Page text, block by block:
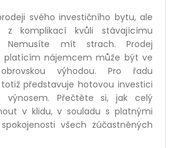
svého investičního bytu, ale
komplikací kvůli stávajícímu
Nemusíte mít strach. Prodej
platícím nájemcem může být ve
výhodou. Pro řadu
představuje hotovou investici
výnosem. Přečtěte si, jak celý
v klidu, v souladu s platnými
všech zúčastněných